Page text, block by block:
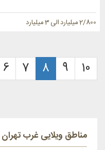
2/800 میلیارد الی 3 میلیارد
6 7 8 9
10
مناطق ویلایی غرب تهران